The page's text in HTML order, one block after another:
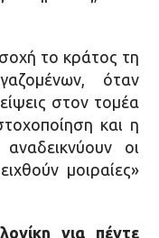
το κράτος τη
όταν
στον τομέα
και η
οι
μοιραίες»
για πέντε